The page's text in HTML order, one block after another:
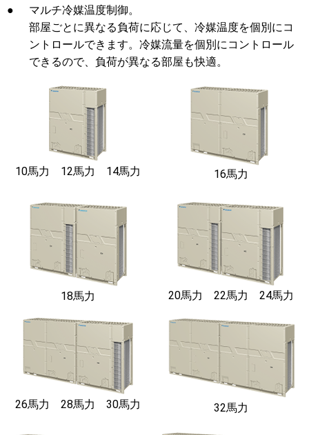
●
マルチ冷媒温度制御。
部屋ごとに異なる負荷に応じて、冷媒温度を個別にコ
ントロールできます。冷媒流量を個別にコントロール
できるので、負荷が異なる部屋も快適。
10馬力 12馬力 14馬力 16馬力
18馬力 20馬力 22馬力 24馬力
26馬力 28馬力 30馬力 32馬力